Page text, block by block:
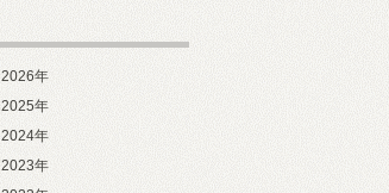
2026年
2025年
2024年
2023年